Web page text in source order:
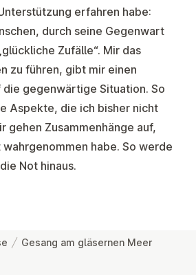
erfahren habe:
durch seine Gegenwart
Zufälle“. Mir das
zu führen, gibt mir einen
die gegenwärtige Situation. So
Aspekte, die ich bisher nicht
gehen Zusammenhänge auf,
habe. So werde
Not hinaus.
Gesang am gläsernen Meer